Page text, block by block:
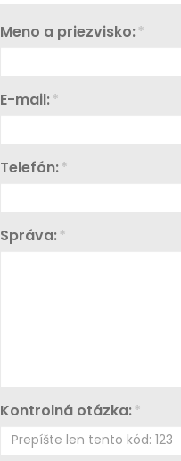
*
Meno a priezvisko:
*
E-mail:
*
Telefón:
*
Správa:
*
Kontrolná otázka: